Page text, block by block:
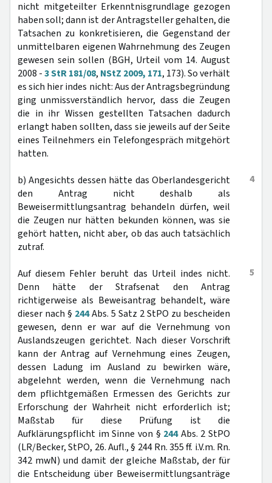
nicht mitgeteilter Erkenntnisgrundlage gezogen
haben soll; dann ist der Antragsteller gehalten, die
Tatsachen zu konkretisieren, die Gegenstand der
unmittelbaren eigenen Wahrnehmung des Zeugen
gewesen sein sollen (BGH, Urteil vom 14. August
2008 -3 StR 181/08, NStZ 2009, 171, 173). So verhält
es sich hier indes nicht: Aus der Antragsbegründung
ging unmissverständlich hervor, dass die Zeugen
die in ihr Wissen gestellten Tatsachen dadurch
erlangt haben sollten, dass sie jeweils auf der Seite
eines Teilnehmers ein Telefongespräch mitgehört
hatten.
4
b) Angesichts dessen hätte das Oberlandesgericht
den Antrag nicht deshalb als
Beweisermittlungsantrag behandeln dürfen, weil
die Zeugen nur hätten bekunden können, was sie
gehört hatten, nicht aber, ob das auch tatsächlich
zutraf.
5
Auf diesem Fehler beruht das Urteil indes nicht.
Denn hätte der Strafsenat den Antrag
richtigerweise als Beweisantrag behandelt, wäre
dieser nach § 244Abs. 5 Satz 2 StPO zu bescheiden
gewesen, denn er war auf die Vernehmung von
Auslandszeugen gerichtet. Nach dieser Vorschrift
kann der Antrag auf Vernehmung eines Zeugen,
dessen Ladung im Ausland zu bewirken wäre,
abgelehnt werden, wenn die Vernehmung nach
dem pflichtgemäßen Ermessen des Gerichts zur
Erforschung der Wahrheit nicht erforderlich ist;
Maßstab für diese Prüfung ist die
Aufklärungspflicht im Sinne von § 244Abs. 2 StPO
(LR/Becker, StPO, 26. Aufl., § 244 Rn. 355 ff. i.V.m. Rn.
342 mwN) und damit der gleiche Maßstab, der für
die Entscheidung über Beweisermittlungsanträge